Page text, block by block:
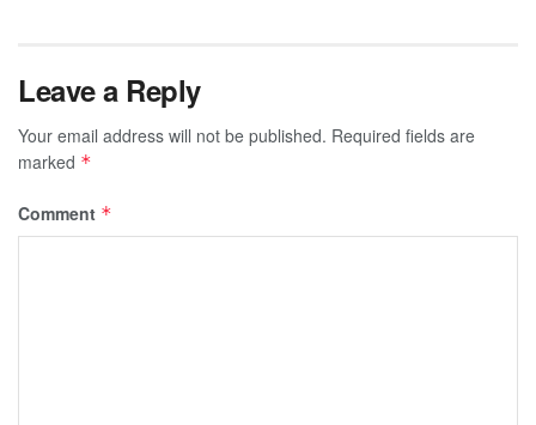
Leave a Reply
Your email address will not be published. Required fields are
marked *
Comment *